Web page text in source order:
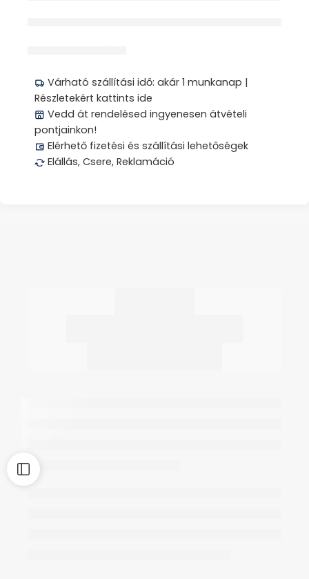
Várható szállítási idő: akár 1 munkanap |
Részletekért kattints ide
Vedd át rendelésed ingyenesen átvételi
pontjainkon!
Elérhető fizetési és szállítási lehetőségek
Elállás, Csere, Reklamáció